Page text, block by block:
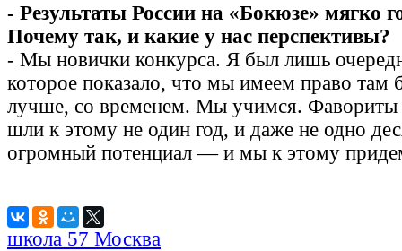
- Результаты России на «Бокюзе» мягко
Почему так, и какие у нас перспективы?
- Мы новички конкурса. Я был лишь
которое показало, что мы имеем право
лучше, со временем. Мы учимся. Фавориты
шли к этому не один год, и даже не одно
огромный потенциал — и мы к этому
школа 57 Москва